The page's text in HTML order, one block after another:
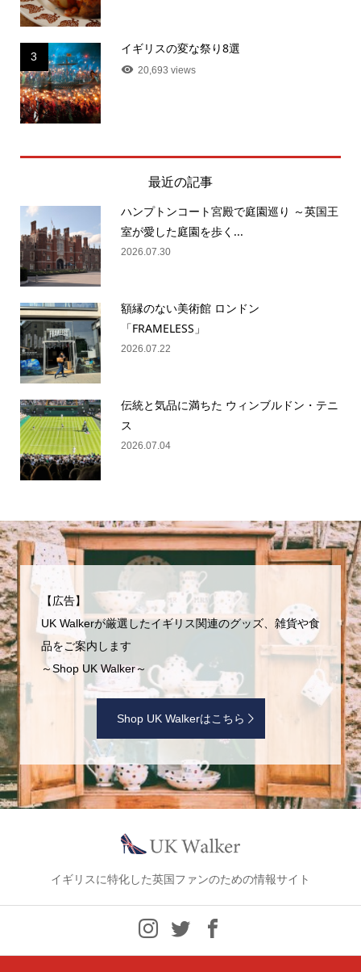
3
イギリスの変な祭り8選
20,693 views
最近の記事
ハンプトンコート宮殿で庭園巡り ～英国王
室が愛した庭園を歩く...
2026.07.30
額縁のない美術館 ロンドン
「FRAMELESS」
2026.07.22
伝統と気品に満ちた ウィンブルドン・テニ
ス
2026.07.04
【広告】
UK Walkerが厳選したイギリス関連のグッズ、雑貨や食
品をご案内します
～Shop UK Walker～
Shop UK Walkerはこちら
イギリスに特化した英国ファンのための情報サイト